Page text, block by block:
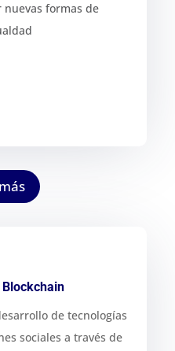
formas de
Blockchain
de tecnologías
sociales a través de